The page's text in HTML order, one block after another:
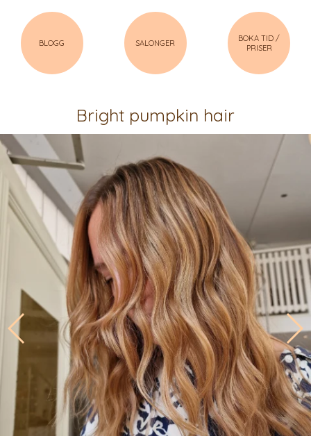
BLOGG SALONGER
BOKA TID /
PRISER
Bright pumpkin hair